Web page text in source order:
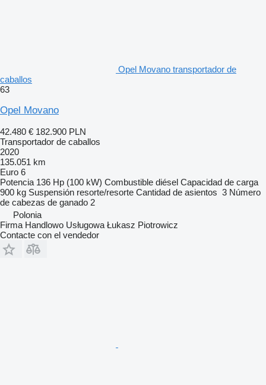
Opel Movano transportador de
caballos
63
Opel Movano
42.480 € 182.900 PLN
Transportador de caballos
2020
135.051 km
Euro 6
Potencia 136 Hp (100 kW) Combustible diésel Capacidad de carga
900 kg Suspensión resorte/resorte Cantidad de asientos 3 Número
de cabezas de ganado 2
Polonia
Firma Handlowo Usługowa Łukasz Piotrowicz
Contacte con el vendedor